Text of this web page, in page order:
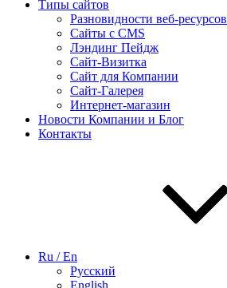
Типы сайтов
Разновидности веб-ресурсов
Сайты с CMS
Лэндинг Пейдж
Сайт-Визитка
Сайт для Компании
Сайт-Галерея
Интернет-магазин
Новости Компании и Блог
Контакты
Ru / En
Русский
English